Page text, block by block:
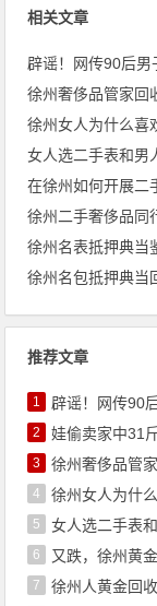
相关文章
辟谣！网传90后
徐州奢侈品管家回
徐州女人为什么喜
女人选二手表和男
在徐州如何开展二
徐州二手奢侈品同
徐州名表抵押典当
徐州名包抵押典当
推荐文章
1 辟谣！网传90
2 娃偷卖家中31斤
3 徐州奢侈品管
4 徐州女人为什
5 女人选二手表
6 又跌，徐州黄
7 徐州人黄金回